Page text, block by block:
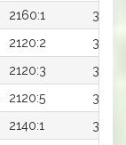
2160:1
33,2
2120:2
35,2x
2120:3
35,6
2120:5
36,3x
2140:1
35,7x